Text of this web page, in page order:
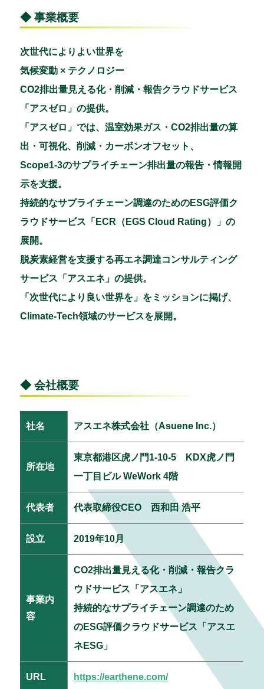
◆ 事業概要
次世代によりよい世界を
気候変動 × テクノロジー
CO2排出量見える化・削減・報告クラウドサービス
「アスゼロ」の提供。
「アスゼロ」では、温室効果ガス・CO2排出量の算
出・可視化、削減・カーボンオフセット、
Scope1-3のサプライチェーン排出量の報告・情報開
示を支援。
持続的なサプライチェーン調達のためのESG評価ク
ラウドサービス「ECR（EGS Cloud Rating）」の
展開。
脱炭素経営を支援する再エネ調達コンサルティング
サービス「アスエネ」の提供。
「次世代により良い世界を」をミッションに掲げ、
Climate-Tech領域のサービスを展開。
◆ 会社概要
社名 アスエネ株式会社（Asuene Inc.）
所在地
東京都港区虎ノ門1-10-5 KDX虎ノ門
一丁目ビル WeWork 4階
代表者 代表取締役CEO 西和田 浩平
設立 2019年10月
事業内
容
CO2排出量見える化・削減・報告クラ
ウドサービス「アスエネ」
持続的なサプライチェーン調達のため
のESG評価クラウドサービス「アスエ
ネESG」
URL https://earthene.com/